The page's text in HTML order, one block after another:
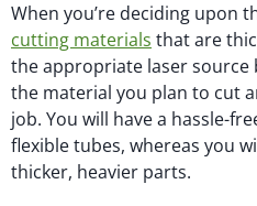
When you’re deciding upon
cutting materials that are
the appropriate laser source
the material you plan to cut
job. You will have a hassle-
flexible tubes, whereas you
thicker, heavier parts.